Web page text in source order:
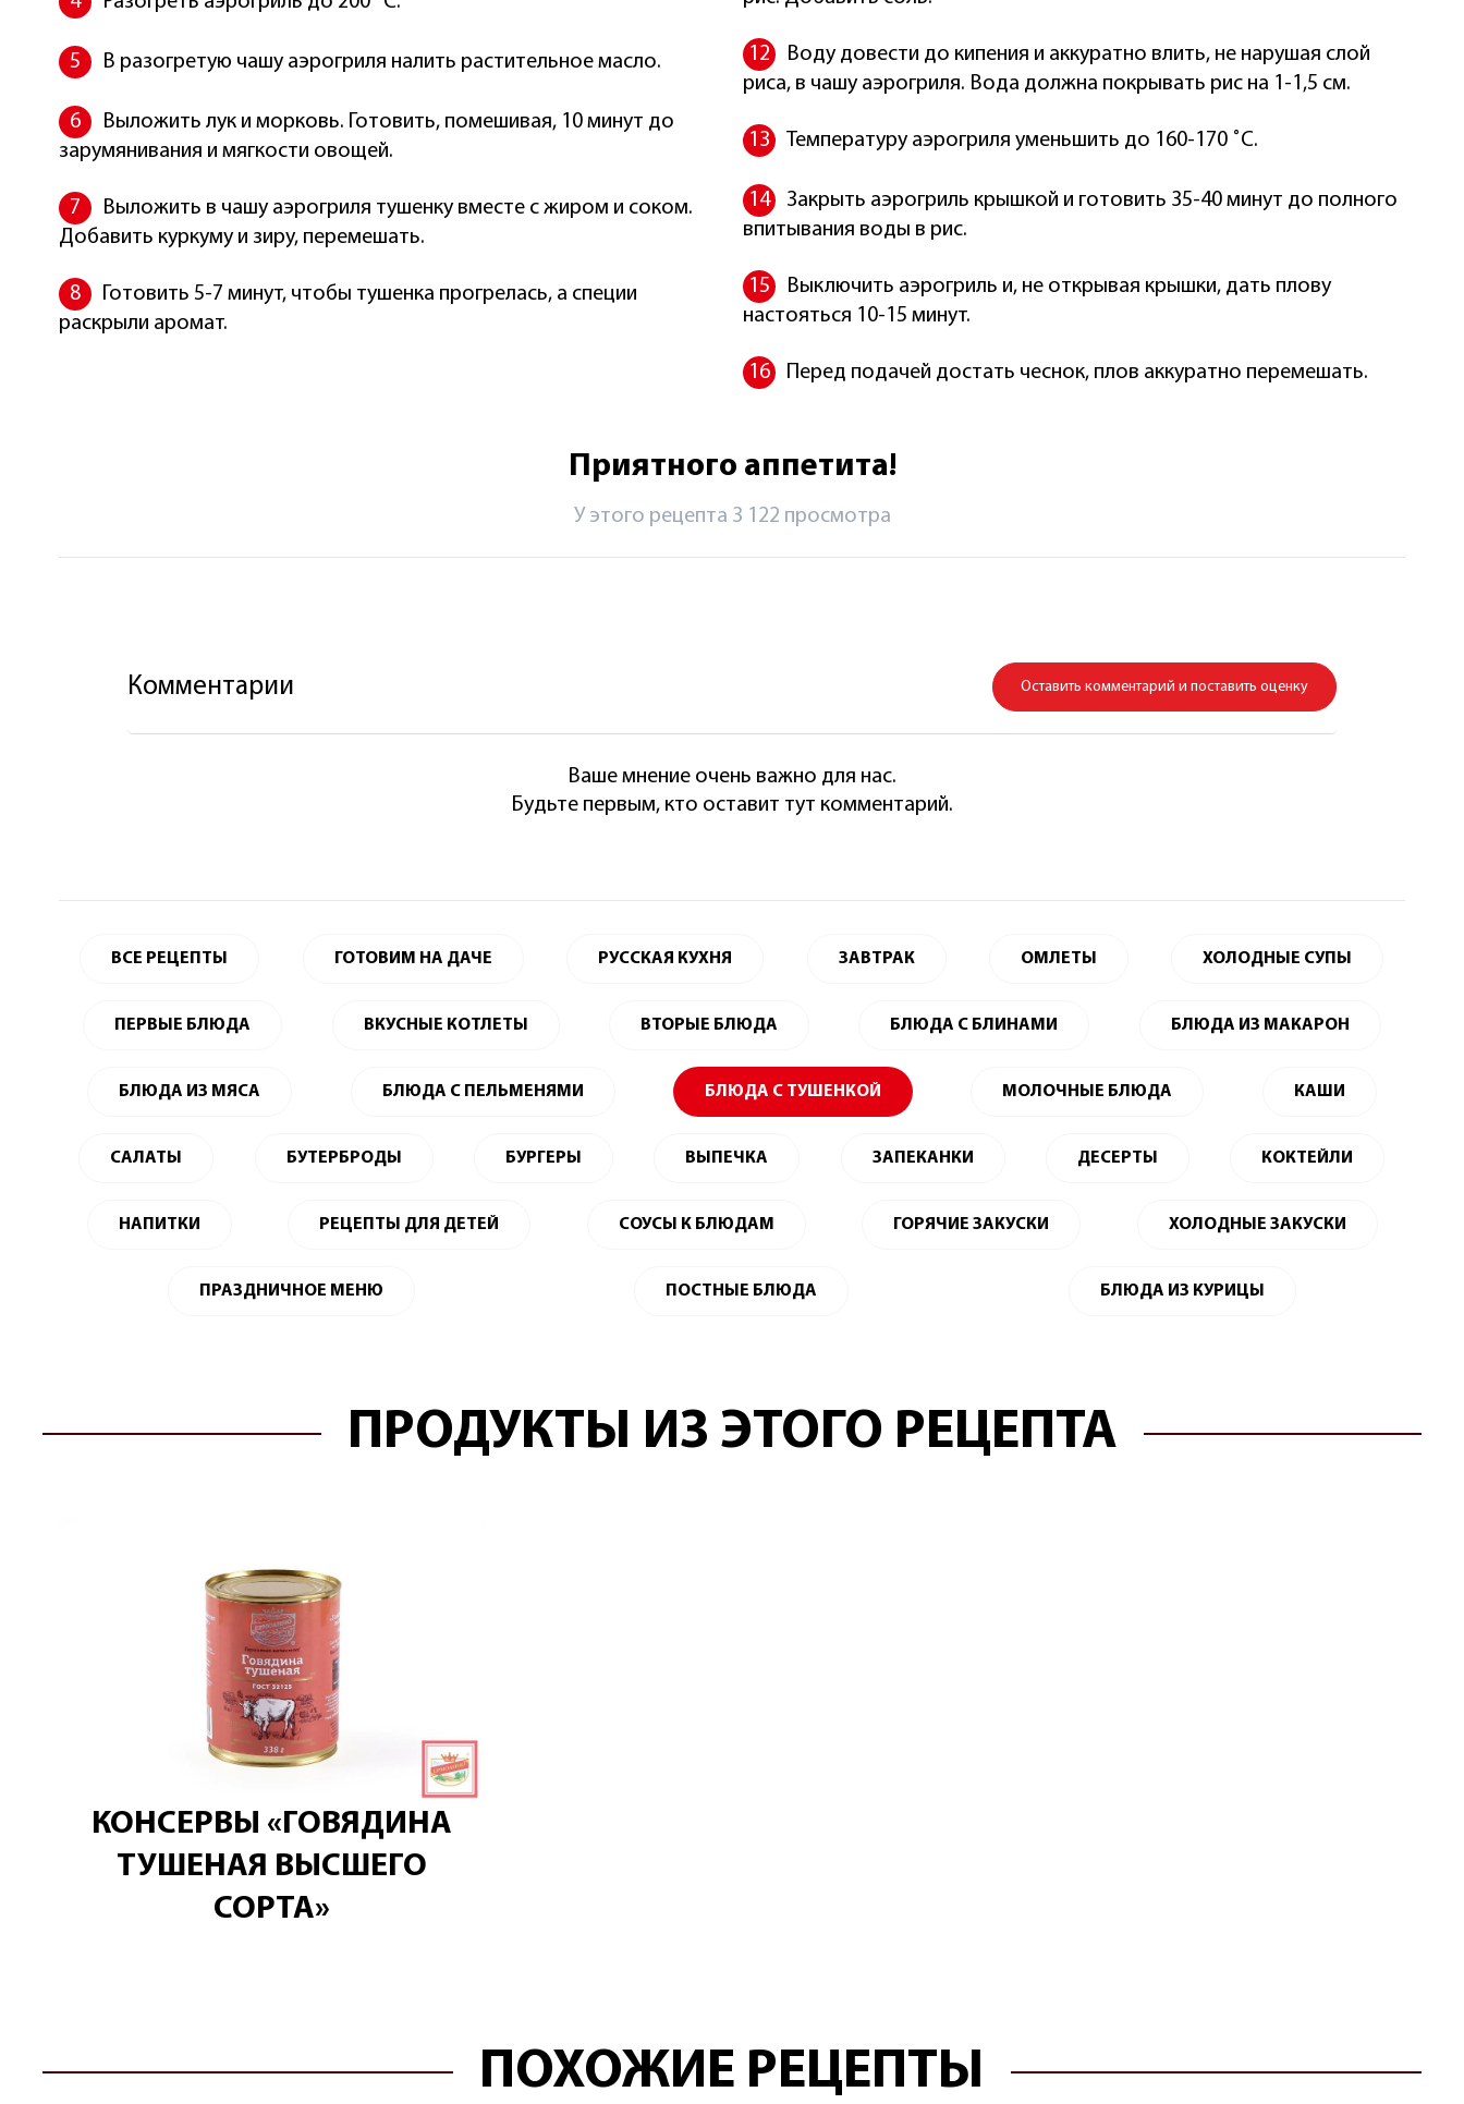
В разогретую чашу аэрогриля налить растительное масло.
Выложить лук и морковь. Готовить, помешивая, 10 минут до
зарумянивания и мягкости овощей.
Выложить в чашу аэрогриля тушенку вместе с жиром и соком.
Добавить куркуму и зиру, перемешать.
Готовить 5-7 минут, чтобы тушенка прогрелась, а специи
раскрыли аромат.
Воду довести до кипения и аккуратно влить, не нарушая слой
риса, в чашу аэрогриля. Вода должна покрывать рис на 1-1,5 см.
Температуру аэрогриля уменьшить до 160-170 ˚C.
Закрыть аэрогриль крышкой и готовить 35-40 минут до полного
впитывания воды в рис.
Выключить аэрогриль и, не открывая крышки, дать плову
настояться 10-15 минут.
Перед подачей достать чеснок, плов аккуратно перемешать.
Приятного аппетита!
У этого рецепта 3 122 просмотрa
Комментарии Оставить комментарий и поставить оценку
Ваше мнение очень важно для нас.
Будьте первым, кто оставит тут комментарий.
ВСЕ РЕЦЕПТЫ ГОТОВИМ НА ДАЧЕ РУССКАЯ КУХНЯ ЗАВТРАК ОМЛЕТЫ ХОЛОДНЫЕ СУПЫ
ПЕРВЫЕ БЛЮДА ВКУСНЫЕ КОТЛЕТЫ ВТОРЫЕ БЛЮДА БЛЮДА С БЛИНАМИ БЛЮДА ИЗ МАКАРОН
БЛЮДА ИЗ МЯСА БЛЮДА С ПЕЛЬМЕНЯМИ БЛЮДА С ТУШЕНКОЙ МОЛОЧНЫЕ БЛЮДА КАШИ
САЛАТЫ БУТЕРБРОДЫ БУРГЕРЫ ВЫПЕЧКА ЗАПЕКАНКИ ДЕСЕРТЫ КОКТЕЙЛИ
НАПИТКИ РЕЦЕПТЫ ДЛЯ ДЕТЕЙ СОУСЫ К БЛЮДАМ ГОРЯЧИЕ ЗАКУСКИ ХОЛОДНЫЕ ЗАКУСКИ
ПРАЗДНИЧНОЕ МЕНЮ ПОСТНЫЕ БЛЮДА БЛЮДА ИЗ КУРИЦЫ
ПРОДУКТЫ ИЗ ЭТОГО РЕЦЕПТА
КОНСЕРВЫ «ГОВЯДИНА
ТУШЕНАЯ ВЫСШЕГО
СОРТА»
ПОХОЖИЕ РЕЦЕПТЫ